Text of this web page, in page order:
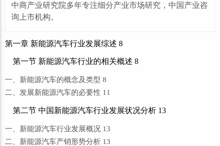
中商产业研究院多年专注细分产业市场研究，中国产业咨
询上市机构。
第一章 新能源汽车行业发展综述 8
第一节 新能源汽车行业的相关概述 8
一、新能源汽车的概念及类型 8
二、发展新能源汽车的必要性 11
第二节 中国新能源汽车行业发展状况分析 13
一、新能源汽车行业发展概况 13
二、新能源汽车产销形势分析 13